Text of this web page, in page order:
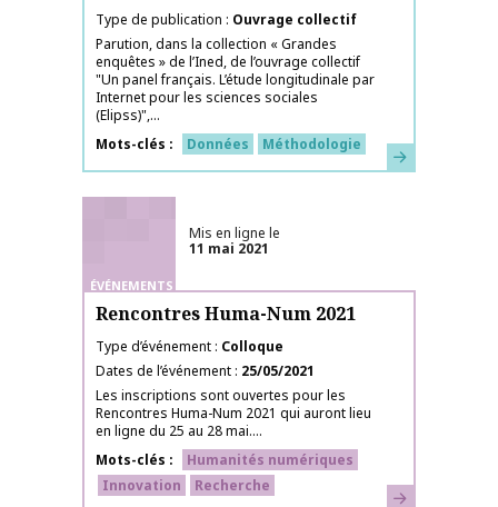
Type de publication
Ouvrage collectif
Parution, dans la collection « Grandes
enquêtes » de l’Ined, de l’ouvrage collectif
"Un panel français. L’étude longitudinale par
Internet pour les sciences sociales
(Elipss)",...
Mots-clés
Données Méthodologie En savoir plus
ÉVÉNEMENTS
Mis en ligne le
11 mai 2021
Rencontres Huma-Num 2021
Type d’événement Colloque
Dates de l’événement 25/05/2021
Les inscriptions sont ouvertes pour les
Rencontres Huma-Num 2021 qui auront lieu
en ligne du 25 au 28 mai....
Mots-clés
Humanités numériques
Innovation
Recherche En savoir plus